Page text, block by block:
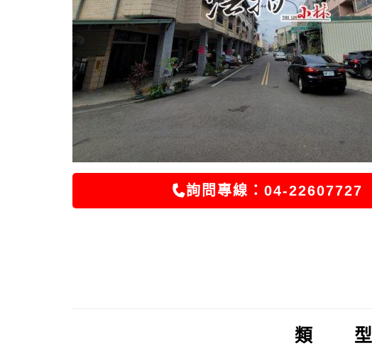
詢問專線：04-22607727
類 型